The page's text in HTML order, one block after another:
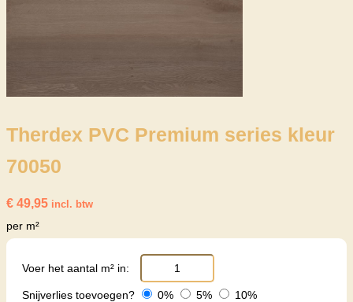
Therdex PVC Premium series kleur
70050
€ 49,95 incl. btw
per m²
Voer het aantal m² in:
Snijverlies toevoegen? 0% 5% 10%